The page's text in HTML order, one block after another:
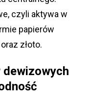
czyli aktywa w
papierów
złoto.